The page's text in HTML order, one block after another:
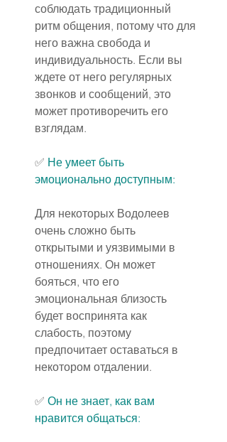
соблюдать традиционный
ритм общения, потому что для
него важна свобода и
индивидуальность. Если вы
ждете от него регулярных
звонков и сообщений, это
может противоречить его
взглядам.
✅ Не умеет быть
эмоционально доступным:
Для некоторых Водолеев
очень сложно быть
открытыми и уязвимыми в
отношениях. Он может
бояться, что его
эмоциональная близость
будет воспринята как
слабость, поэтому
предпочитает оставаться в
некотором отдалении.
✅ Он не знает, как вам
нравится общаться: